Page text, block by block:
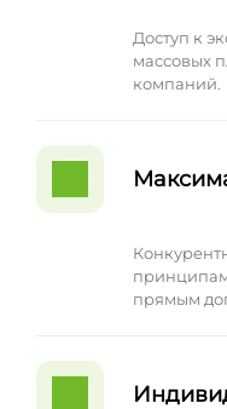
Доступ к
массовых
компаний.
прямым